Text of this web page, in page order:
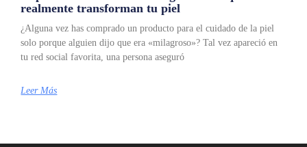
realmente transforman tu piel
¿Alguna vez has comprado un producto para el cuidado de la piel
solo porque alguien dijo que era «milagroso»? Tal vez apareció en
tu red social favorita, una persona aseguró
Leer Más